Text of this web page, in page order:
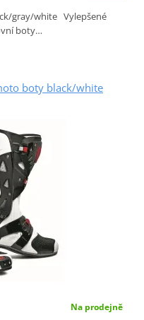
gray/white Vylepšené
boty…
boty black/white
Na prodejně